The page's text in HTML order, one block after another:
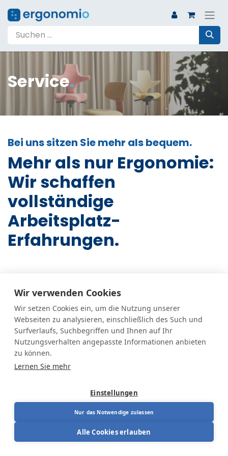
Wir verwenden Cookies
Wir setzen Cookies ein, um die Nutzung unserer
Webseiten zu analysieren, einschließlich des Such und
Surfverlaufs, Suchbegriffen und Ihnen auf Ihr
Nutzungsverhalten angepasste Informationen anbieten
zu können.
Lernen Sie mehr
Einstellungen
Nur das Notwendige zulassen
Alle Cookies erlauben
Service.
Bei uns sitzen Sie mehr als bequem.
Mehr als nur Ergonomie:
Wir schaffen
vollständige
Arbeitsplatz-
Erfahrungen.
und gesunder Arbeitsplatz mehr bedeutet als nur die
Wahl eines Bürostuhls. Unsere Mission ist es, ein
ganzheitliches ergonomisches Erlebnis zu bieten, das
Ihr Wohlbefinden und Ihre Produktivität fördert, egal
ob Sie einen einzelnen Stuhl benötigen oder ein
komplettes Büro einrichten möchten.
Wir bieten maßgeschneiderte Lösungen, von der
Arbeitsplätzen, die auf Ihre speziellen Bedürfnisse
abgestimmt sind.